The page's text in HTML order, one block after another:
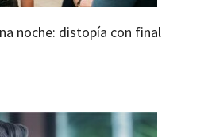
noche: distopía con final